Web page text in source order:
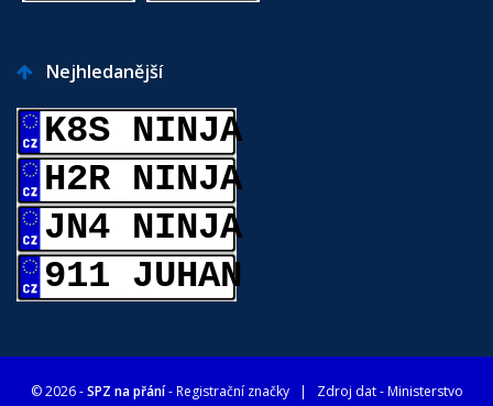
Nejhledanější
K8S NINJA
H2R NINJA
JN4 NINJA
911 JUHAN
© 2026 -SPZ na přání- Registrační značky| Zdroj dat -Ministerstvo